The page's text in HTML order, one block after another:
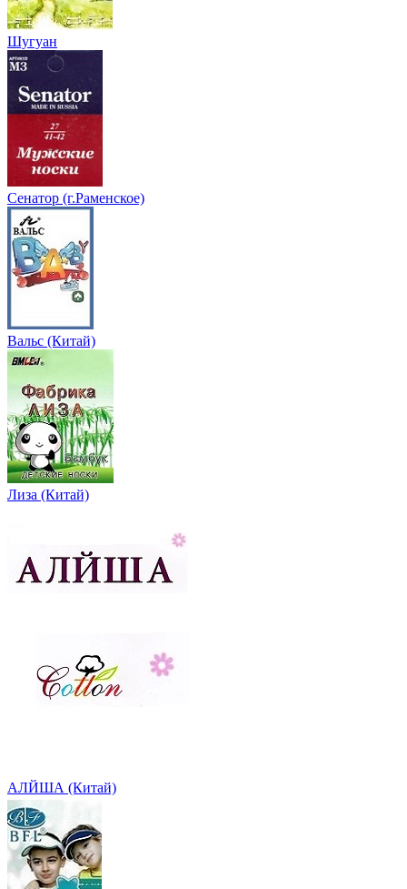
Шугуан
Сенатор (г.Раменское)
Вальс (Китай)
Лиза (Китай)
АЛЙША (Китай)